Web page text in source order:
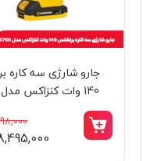
جارو شارژی سه کاره
140 وات کنزاکس مدل 8780
9,998,000
8,495,000